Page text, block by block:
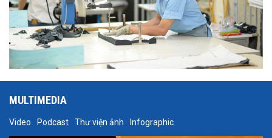
MULTIMEDIA
Video Podcast Thư viện ảnh Infographic